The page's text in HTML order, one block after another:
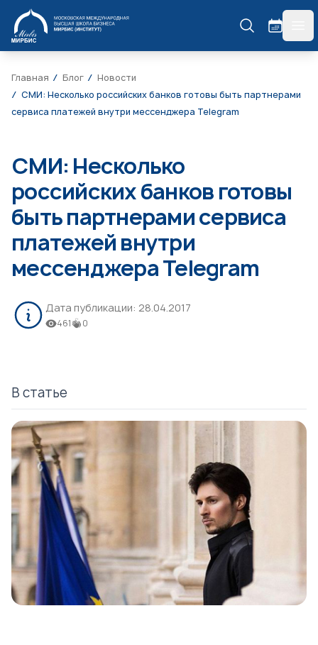
МИРБИС
Главная Блог
Новости
СМИ: Несколько российских банков готовы быть партнерами
сервиса платежей внутри мессенджера Telegram
СМИ: Несколько
российских банков готовы
быть партнерами сервиса
платежей внутри
мессенджера Telegram
Дата публикации: 28.04.2017
461 0
В статье